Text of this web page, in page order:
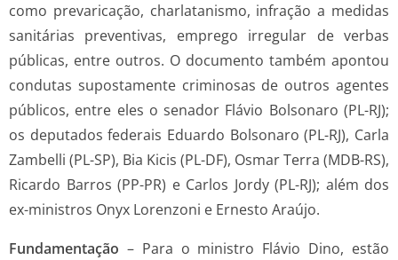
como prevaricação, charlatanismo, infração a medidas
sanitárias preventivas, emprego irregular de verbas
públicas, entre outros. O documento também apontou
condutas supostamente criminosas de outros agentes
públicos, entre eles o senador Flávio Bolsonaro (PL-RJ);
os deputados federais Eduardo Bolsonaro (PL-RJ), Carla
Zambelli (PL-SP), Bia Kicis (PL-DF), Osmar Terra (MDB-RS),
Ricardo Barros (PP-PR) e Carlos Jordy (PL-RJ); além dos
ex-ministros Onyx Lorenzoni e Ernesto Araújo.
Fundamentação – Para o ministro Flávio Dino, estão